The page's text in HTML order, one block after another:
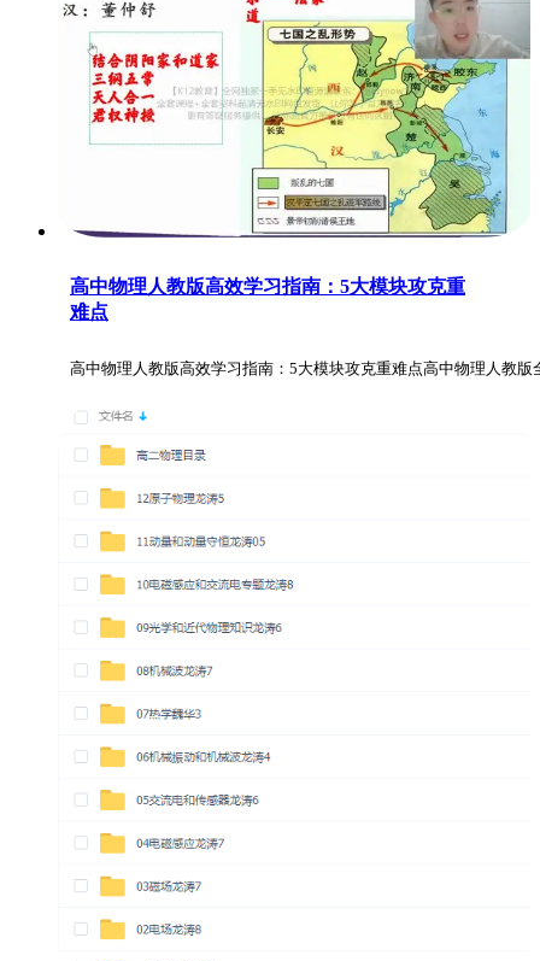
高中物理人教版高效学习指南：5大模块攻克重
难点
高中物理人教版高效学习指南：5大模块攻克重难点高中物理人教